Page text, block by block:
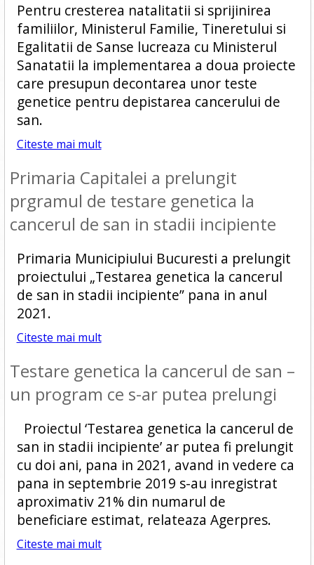
Pentru cresterea natalitatii si sprijinirea
familiilor, Ministerul Familie, Tineretului si
Egalitatii de Sanse lucreaza cu Ministerul
Sanatatii la implementarea a doua proiecte
care presupun decontarea unor teste
genetice pentru depistarea cancerului de
san.
Citeste mai mult
Primaria Capitalei a prelungit
prgramul de testare genetica la
cancerul de san in stadii incipiente
Primaria Municipiului Bucuresti a prelungit
proiectului „Testarea genetica la cancerul
de san in stadii incipiente” pana in anul
2021.
Citeste mai mult
Testare genetica la cancerul de san –
un program ce s-ar putea prelungi
Proiectul ‘Testarea genetica la cancerul de
san in stadii incipiente’ ar putea fi prelungit
cu doi ani, pana in 2021, avand in vedere ca
pana in septembrie 2019 s-au inregistrat
aproximativ 21% din numarul de
beneficiare estimat, relateaza Agerpres.
Citeste mai mult